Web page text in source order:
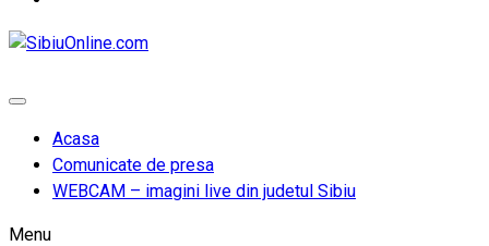
Acasa
Comunicate de presa
WEBCAM – imagini live din judetul Sibiu
Menu